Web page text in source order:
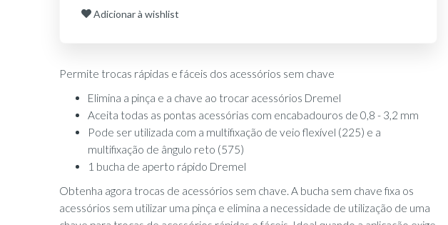
Adicionar à wishlist
Permite trocas rápidas e fáceis dos acessórios sem chave
Elimina a pinça e a chave ao trocar acessórios Dremel
Aceita todas as pontas acessórias com encabadouros de 0,8 - 3,2 mm
Pode ser utilizada com a multifixação de veio flexível (225) e a
multifixação de ângulo reto (575)
1 bucha de aperto rápido Dremel
Obtenha agora trocas de acessórios sem chave. A bucha sem chave fixa os
acessórios sem utilizar uma pinça e elimina a necessidade de utilização de uma